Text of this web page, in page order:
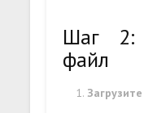
Шаг 2:
файл